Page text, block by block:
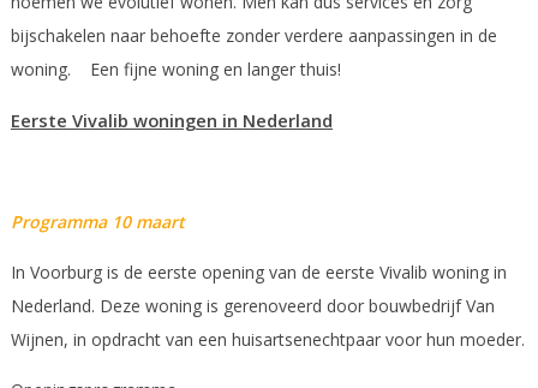
bijschakelen naar behoefte zonder verdere aanpassingen in de
woning. Een fijne woning en langer thuis!
Eerste Vivalib woningen in Nederland
Programma 10 maart
In Voorburg is de eerste opening van de eerste Vivalib woning in
Nederland. Deze woning is gerenoveerd door bouwbedrijf Van
Wijnen, in opdracht van een huisartsenechtpaar voor hun moeder.